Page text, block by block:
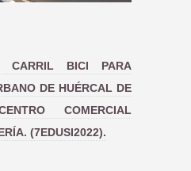
CARRIL BICI PARA
DE HUÉRCAL DE
COMERCIAL
(7EDUSI2022).